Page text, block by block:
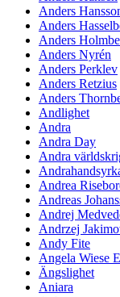
Anders
Anders
Anders
Anders Nyrén
Anders Perklev
Anders Retzius
Anders
Andlighet
Andra
Andra Day
Andra
Andrea
Andreas
Andrej
Andrzej
Andy Fite
Angela Wiese
Ängslighet
Aniara